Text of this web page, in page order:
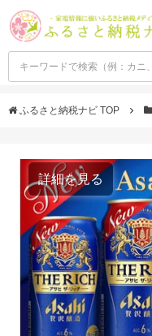
ふるさと納税ナビ TOP
詳細を見る